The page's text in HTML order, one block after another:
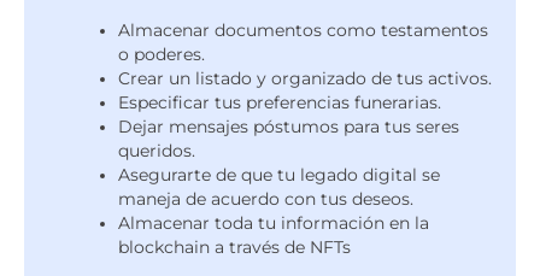
Almacenar documentos como testamentos
o poderes.
Crear un listado y organizado de tus activos.
Especificar tus preferencias funerarias.
Dejar mensajes póstumos para tus seres
queridos.
Asegurarte de que tu legado digital se
maneja de acuerdo con tus deseos.
Almacenar toda tu información en la
blockchain a través de NFTs